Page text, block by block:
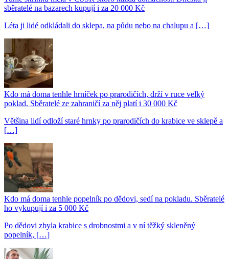
sběratelé na bazarech kupují i za 20 000 Kč
Léta ji lidé odkládali do sklepa, na půdu nebo na chalupu a […]
Kdo má doma tenhle hrníček po prarodičích, drží v ruce velký
poklad. Sběratelé ze zahraničí za něj platí i 30 000 Kč
Většina lidí odloží staré hrnky po prarodičích do krabice ve sklepě a
[…]
Kdo má doma tenhle popelník po dědovi, sedí na pokladu. Sběratelé
ho vykupují i za 5 000 Kč
Po dědovi zbyla krabice s drobnostmi a v ní těžký skleněný
popelník, […]